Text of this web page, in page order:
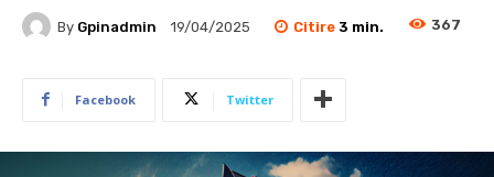
By Gpinadmin 19/04/2025 Citire 3 min. 367
Facebook Twitter